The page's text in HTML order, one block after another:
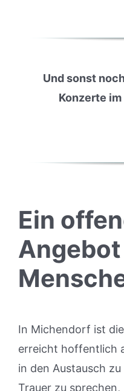
Und sonst
Konzerte
Ein
In Michendorf ist
erreicht hoffentlich
in den Austausch
Trauer zu